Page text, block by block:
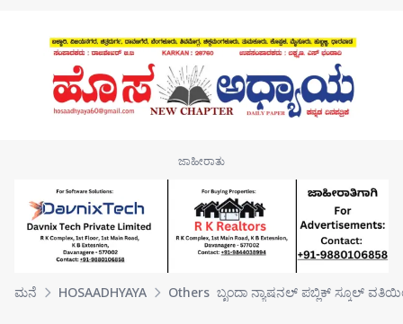
ಮನೆ HOSAADHYAYA Others ಬೃಂದಾ ನ್ಯಾಷನಲ್ ಪಬ್ಲಿಕ್ ಸ್ಕೂಲ್